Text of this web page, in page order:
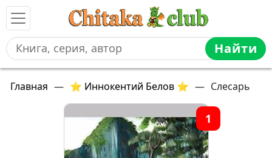
Найти
Главная — ⭐ Иннокентий Белов ⭐ — Слесарь
1